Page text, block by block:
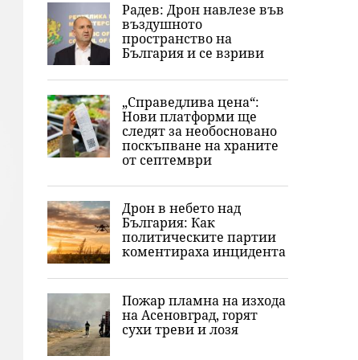
Радев: Дрон навлезе във
въздушното
пространство на
България и се взриви
„Справедлива цена“:
Нови платформи ще
следят за необосновано
поскъпване на храните
от септември
Дрон в небето над
България: Как
политическите партии
коментираха инцидента
Пожар пламна на изхода
на Асеновград, горят
сухи треви и лозя